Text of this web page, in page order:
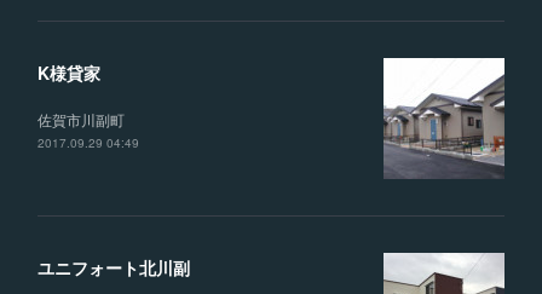
K様貸家
佐賀市川副町
2017.09.29 04:49
ユニフォート北川副